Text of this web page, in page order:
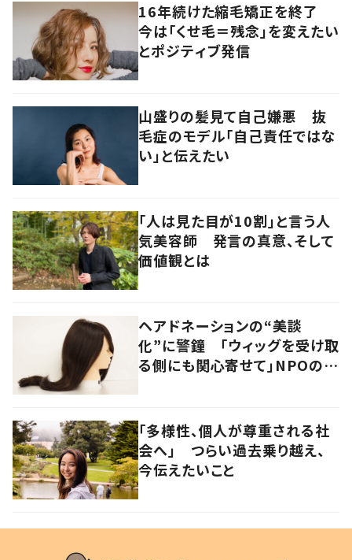
16年続けた縮毛矯正を終了
今は「くせ毛＝残念」を変えたい
とポジティブ発信
山盛りの髪見て自己嫌悪 抜
毛症のモデル「自己責任ではな
い」と伝えたい
「人は見た目が10割」と言う人
気美容師 発言の真意、そして
価値観とは
ヘアドネーションの“美談
化”に警鐘 「ウィッグを受け取
る側にも関心寄せて」NPOの願
「多様性、個人が尊重される社
会へ」 つらい過去乗り越え、
今伝えたいこと